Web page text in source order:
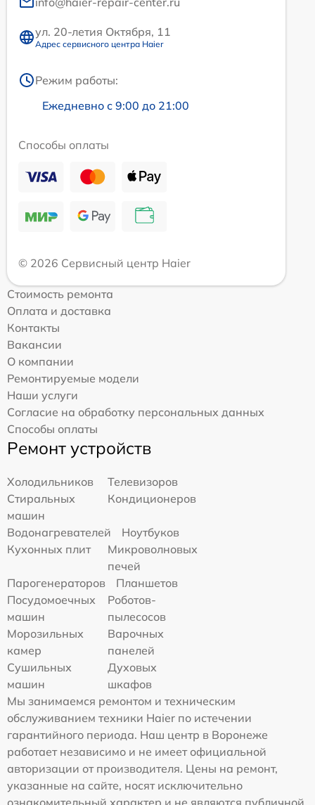
ул. 20-летия Октября, 11
Адрес сервисного центра Haier
Режим работы:
Ежедневно с 9:00 до 21:00
Способы оплаты
© 2026 Сервисный центр Haier
Стоимость ремонта
Оплата и доставка
Контакты
Вакансии
О компании
Ремонтируемые модели
Наши услуги
Согласие на обработку персональных данных
Способы оплаты
Ремонт устройств
Холодильников
Телевизоров
Стиральных
машин
Кондиционеров
Водонагревателей
Ноутбуков
Кухонных плит
Микроволновых
печей
Парогенераторов
Планшетов
Посудомоечных
машин
Роботов-
пылесосов
Морозильных
камер
Варочных
панелей
Сушильных
машин
Духовых
шкафов
Мы занимаемся ремонтом и техническим
обслуживанием техники Haier по истечении
гарантийного периода. Наш центр в Воронеже
работает независимо и не имеет официальной
авторизации от производителя. Цены на ремонт,
указанные на сайте, носят исключительно